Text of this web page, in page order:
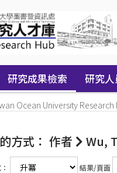
研究成果檢索 研究人
Ocean University Research
方式： 作者 Wu,
結果/頁面